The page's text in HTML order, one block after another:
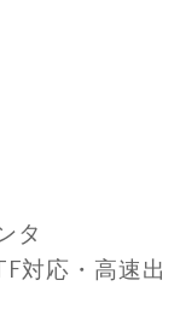
タ
対応・高速出